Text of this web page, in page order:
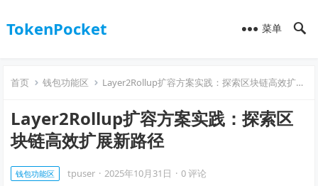
TokenPocket 菜单
首页 钱包功能区 Layer2Rollup扩容方案实践：探索区块链高效扩展新路径
Layer2Rollup扩容方案实践：探索区
块链高效扩展新路径
钱包功能区 tpuser · 2025年10月31日 · 0 评论